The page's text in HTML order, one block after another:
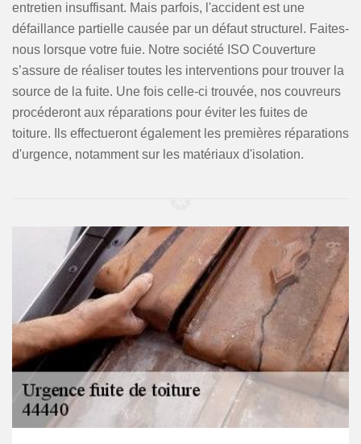
entretien insuffisant. Mais parfois, l'accident est une
défaillance partielle causée par un défaut structurel. Faites-
nous lorsque votre fuie. Notre société ISO Couverture
s’assure de réaliser toutes les interventions pour trouver la
source de la fuite. Une fois celle-ci trouvée, nos couvreurs
procéderont aux réparations pour éviter les fuites de
toiture. Ils effectueront également les premières réparations
d'urgence, notamment sur les matériaux d'isolation.